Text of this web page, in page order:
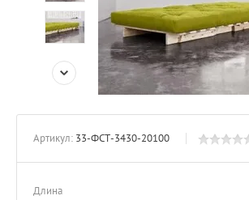
Артикул: 33-ФСТ-3430-20100
Длина